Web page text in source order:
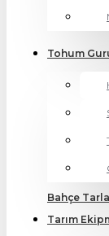
Tohum
Bahçe Tarla
Tarım